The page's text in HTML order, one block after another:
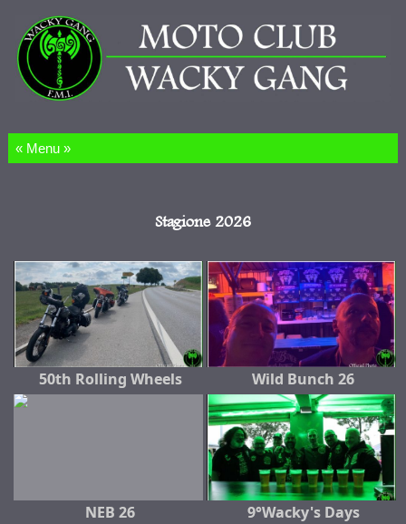
Salta al contenuto
Stagione 2026
50th Rolling Wheels Wild Bunch 26
NEB 26 9°Wacky's Days